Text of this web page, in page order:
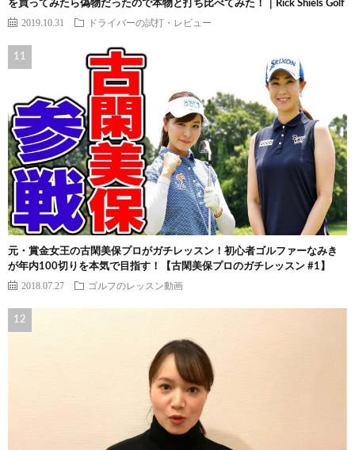
を買ってみたら偽物だったので本物と打ち比べてみた！｜Rick Shiels Golf
2019.10.31 ドライバーの試打・レビュー
元・賞金女王の古閑美保プロがガチレッスン！初心者ゴルファーなみき
が年内100切りを本気で目指す！【古閑美保プロのガチレッスン #1】
2018.07.27 ゴルフのレッスン動画